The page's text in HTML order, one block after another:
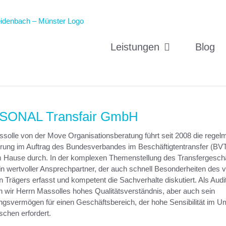
Leistungen Blog
Transfair GmbH
von der Move Organisationsberatung führt seit 2008 die
im Auftrag des Bundesverbandes im Beschäftigtentransfer
Hause durch. In der komplexen Themenstellung des
wertvoller Ansprechpartner, der auch schnell Besonderheiten des
Trägers erfasst und kompetent die Sachverhalte diskutiert. Als
wir Herrn Massolles hohes Qualitätsverständnis, aber auch sein
für einen Geschäftsbereich, der hohe Sensibilität im
erfordert.